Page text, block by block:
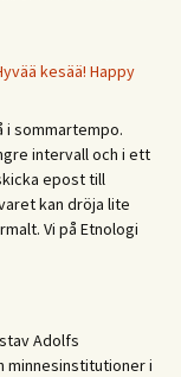
/
kesää! Happy
i sommartempo.
intervall och i ett
epost till
kan dröja lite
Vi på Etnologi
Adolfs
minnesinstitutioner i